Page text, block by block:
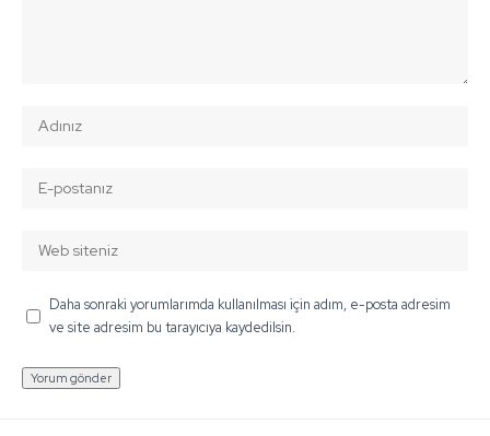
Daha sonraki yorumlarımda kullanılması için adım, e-posta adresim
ve site adresim bu tarayıcıya kaydedilsin.